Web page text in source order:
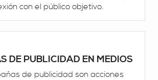
con el público objetivo.
DE PUBLICIDAD EN MEDIOS
de publicidad son acciones